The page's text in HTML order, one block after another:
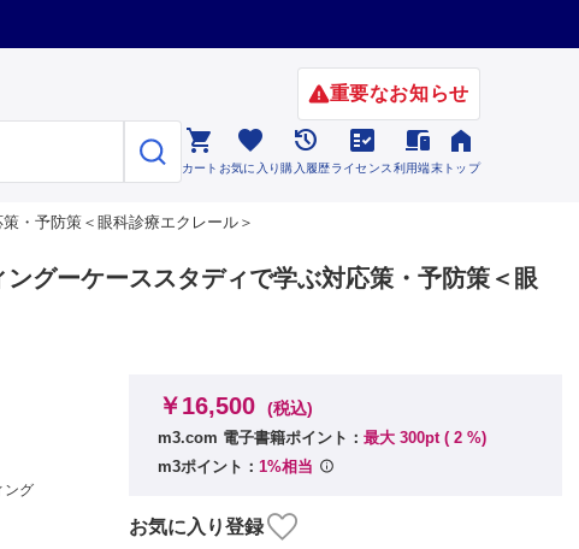
重要なお知らせ

カート

お気に入り

購入履歴

ライセンス

利用端末

トップ
・予防策＜眼科診療エクレール＞
グーケーススタディで学ぶ対応策・予防策＜眼
ング
￥16,500 (税込)
m3.com 電子書籍ポイント： 最大 300pt ( 2 %)
m3ポイント： 1%相当
お気に入り登録